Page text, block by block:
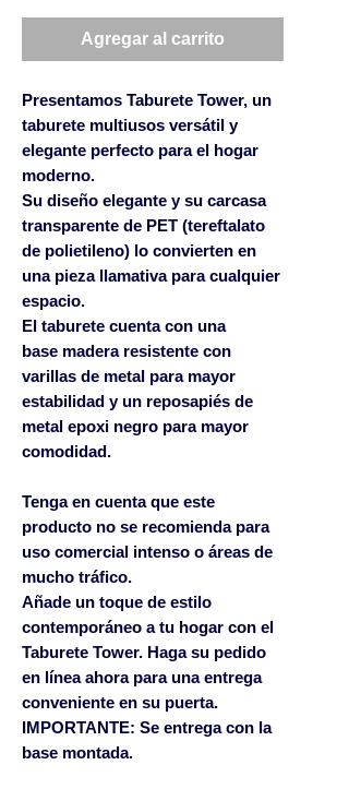
Agregar al carrito
Presentamos Taburete Tower, un
taburete multiusos versátil y
elegante perfecto para el hogar
moderno.
Su diseño elegante y su carcasa
transparente de PET (tereftalato
de polietileno) lo convierten en
una pieza llamativa para cualquier
espacio.
El taburete cuenta con una
base madera resistente con
varillas de metal para mayor
estabilidad y un reposapiés de
metal epoxi negro para mayor
comodidad.
Tenga en cuenta que este
producto no se recomienda para
uso comercial intenso o áreas de
mucho tráfico.
Añade un toque de estilo
contemporáneo a tu hogar con el
Taburete Tower. Haga su pedido
en línea ahora para una entrega
conveniente en su puerta.
IMPORTANTE: Se entrega con la
base montada.